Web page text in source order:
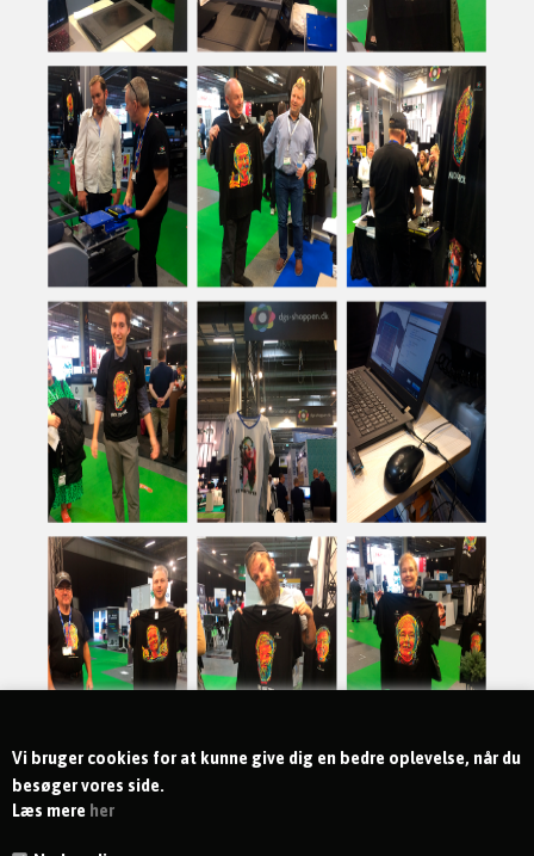
Vi bruger cookies for at kunne give dig en bedre oplevelse, når du
besøger vores side.
Læs mere her